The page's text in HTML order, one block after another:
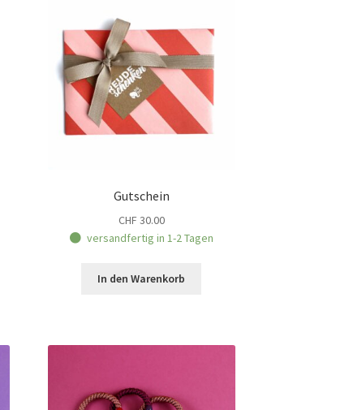
Gutschein
CHF 30.00
versandfertig in 1-2 Tagen
In den Warenkorb